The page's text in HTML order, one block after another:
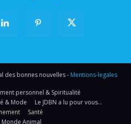
des bonnes nouvelles - Mentions-legales
personnel & Spiritualité
& Mode
Le JDBN a lu pour vous…
Santé
Monde Animal